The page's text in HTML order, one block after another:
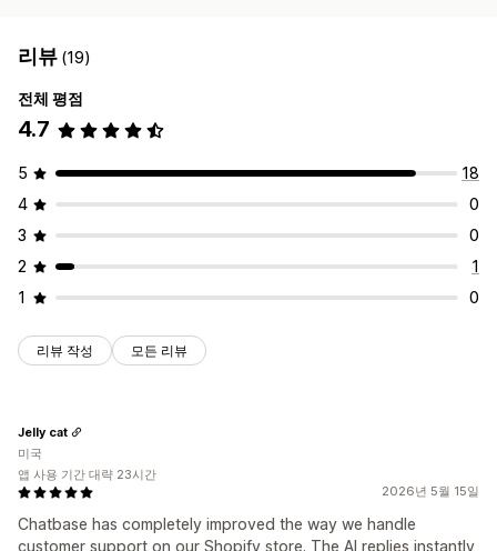
리뷰 (19)
전체 평점
4.7
5
18
4
0
3
0
2
1
1
0
리뷰 작성 모든 리뷰
2026년 5월 15일
Chatbase has completely improved the way we handle
customer support on our Shopify store. The AI replies instantly
Jelly cat
미국
앱 사용 기간 대략 23시간